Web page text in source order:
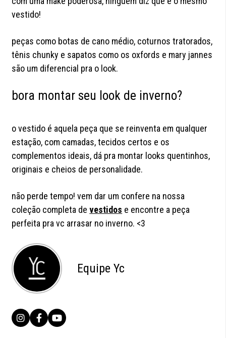
vestido!
peças como botas de cano médio, coturnos tratorados,
tênis chunky e sapatos como os oxfords e mary jannes
são um diferencial pra o look.
bora montar seu look de inverno?
o vestido é aquela peça que se reinventa em qualquer
estação, com camadas, tecidos certos e os
complementos ideais, dá pra montar looks quentinhos,
originais e cheios de personalidade.
não perde tempo! vem dar um confere na nossa
coleção completa devestidos e encontre a peça
perfeita pra vc arrasar no inverno. <3
Equipe Yc